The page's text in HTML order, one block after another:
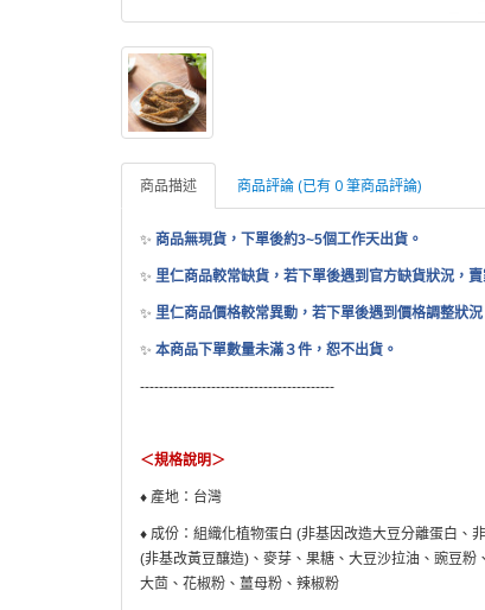
商品描述 商品評論 (已有 0 筆商品評論)
✨ 商品無現貨，下單後約3~5個工作天出貨 。
✨ 里仁商品較常缺貨，若下單後遇到官方缺貨狀況，
✨ 里仁商品價格較常異動，若下單後遇到價格調整狀
✨ 本商品下單數量未滿３件，恕不出貨。
-----------------------------------------
＜規格說明＞
♦ 產地：台灣
♦ 成份：組織化植物蛋白 (非基因改造大豆分離蛋白、
(非基改黃豆釀造) 、麥芽、果糖、大豆沙拉油、豌豆
大茴、花椒粉、薑母粉、辣椒粉